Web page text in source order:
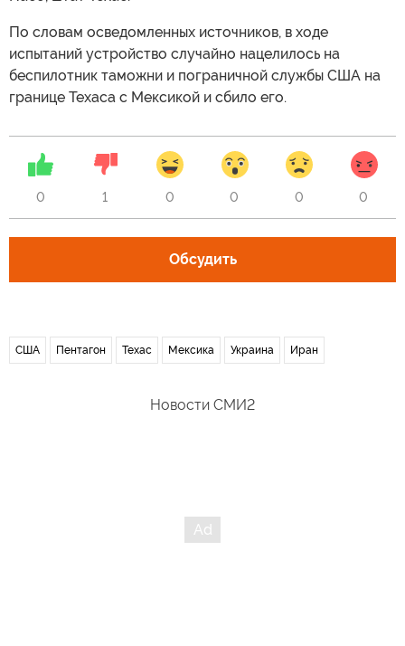
По словам осведомленных источников, в ходе
испытаний устройство случайно нацелилось на
беспилотник таможни и пограничной службы США на
границе Техаса с Мексикой и сбило его.
0 1 0 0 0 0
Обсудить
США Пентагон Техас Мексика Украина Иран
Новости СМИ2